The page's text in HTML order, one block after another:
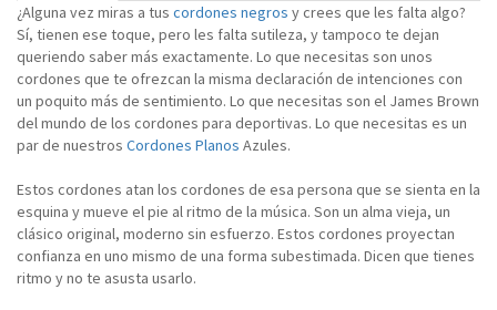
¿Alguna vez miras a tus cordones negros y crees que les falta algo?
Sí, tienen ese toque, pero les falta sutileza, y tampoco te dejan
queriendo saber más exactamente. Lo que necesitas son unos
cordones que te ofrezcan la misma declaración de intenciones con
un poquito más de sentimiento. Lo que necesitas son el James Brown
del mundo de los cordones para deportivas. Lo que necesitas es un
par de nuestros Cordones Planos Azules.
Estos cordones atan los cordones de esa persona que se sienta en la
esquina y mueve el pie al ritmo de la música. Son un alma vieja, un
clásico original, moderno sin esfuerzo. Estos cordones proyectan
confianza en uno mismo de una forma subestimada. Dicen que tienes
ritmo y no te asusta usarlo.